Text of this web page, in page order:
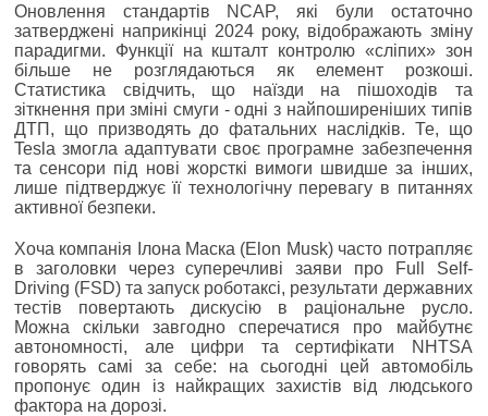
Оновлення стандартів NCAP, які були остаточно
затверджені наприкінці 2024 року, відображають зміну
парадигми. Функції на кшталт контролю «сліпих» зон
більше не розглядаються як елемент розкоші.
Статистика свідчить, що наїзди на пішоходів та
зіткнення при зміні смуги - одні з найпоширеніших типів
ДТП, що призводять до фатальних наслідків. Те, що
Tesla змогла адаптувати своє програмне забезпечення
та сенсори під нові жорсткі вимоги швидше за інших,
лише підтверджує її технологічну перевагу в питаннях
активної безпеки.
Хоча компанія Ілона Маска (Elon Musk) часто потрапляє
в заголовки через суперечливі заяви про Full Self-
Driving (FSD) та запуск роботаксі, результати державних
тестів повертають дискусію в раціональне русло.
Можна скільки завгодно сперечатися про майбутнє
автономності, але цифри та сертифікати NHTSA
говорять самі за себе: на сьогодні цей автомобіль
пропонує один із найкращих захистів від людського
фактора на дорозі.